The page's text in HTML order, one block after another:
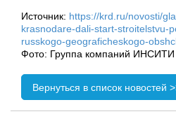
Источник: https://krd.ru/novosti/
krasnodare-dali-start-stroitelstvu-
russkogo-geograficheskogo-
Фото: Группа компаний ИНСИТИ
Вернуться в список новостей